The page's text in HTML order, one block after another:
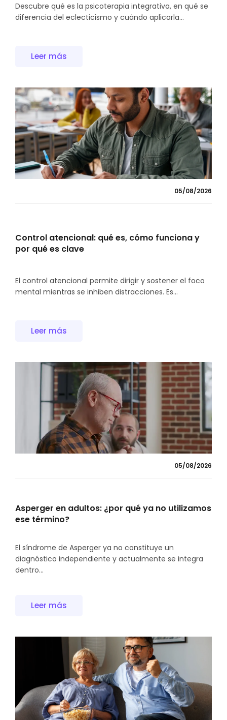
Descubre qué es la psicoterapia integrativa, en qué se
diferencia del eclecticismo y cuándo aplicarla...
Leer más
05/08/2026
Control atencional: qué es, cómo funciona y
por qué es clave
El control atencional permite dirigir y sostener el foco
mental mientras se inhiben distracciones. Es...
Leer más
05/08/2026
Asperger en adultos: ¿por qué ya no utilizamos
ese término?
El síndrome de Asperger ya no constituye un
diagnóstico independiente y actualmente se integra
dentro...
Leer más